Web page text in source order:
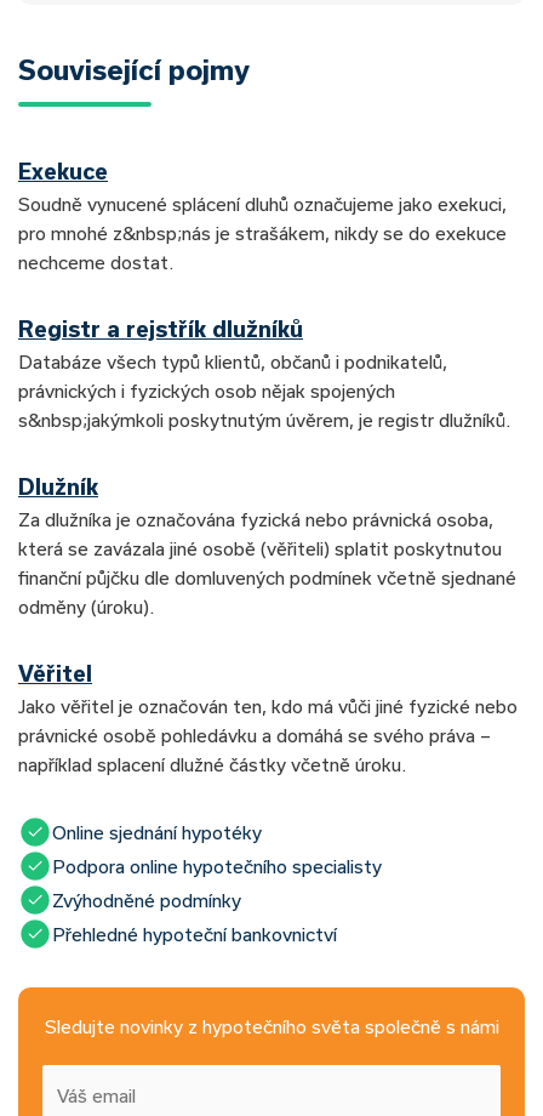
Související pojmy
Exekuce
Soudně vynucené splácení dluhů označujeme jako exekuci,
pro mnohé z&nbsp;nás je strašákem, nikdy se do exekuce
nechceme dostat.
Registr a rejstřík dlužníků
Databáze všech typů klientů, občanů i podnikatelů,
právnických i fyzických osob nějak spojených
s&nbsp;jakýmkoli poskytnutým úvěrem, je registr dlužníků.
Dlužník
Za dlužníka je označována fyzická nebo právnická osoba,
která se zavázala jiné osobě (věřiteli) splatit poskytnutou
finanční půjčku dle domluvených podmínek včetně sjednané
odměny (úroku).
Věřitel
Jako věřitel je označován ten, kdo má vůči jiné fyzické nebo
právnické osobě pohledávku a domáhá se svého práva –
například splacení dlužné částky včetně úroku.
Online sjednání hypotéky
Podpora online hypotečního specialisty
Zvýhodněné podmínky
Přehledné hypoteční bankovnictví
Sledujte novinky z hypotečního světa společně s námi